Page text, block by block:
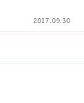
2017.09.30